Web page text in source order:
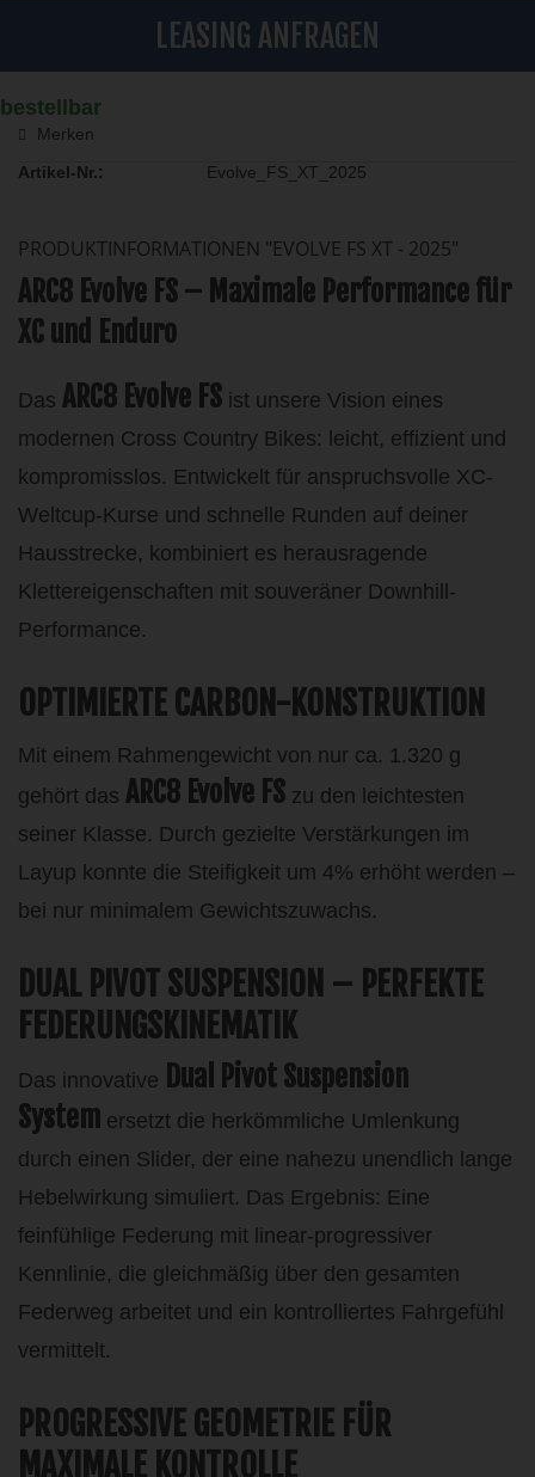
LEASING ANFRAGEN
bestellbar
Merken
Artikel-Nr.:
Evolve_FS_XT_2025
PRODUKTINFORMATIONEN "EVOLVE FS XT - 2025"
ARC8 Evolve FS – Maximale Performance für
XC und Enduro
Das ARC8 Evolve FS ist unsere Vision eines
modernen Cross Country Bikes: leicht, effizient und
kompromisslos. Entwickelt für anspruchsvolle XC-
Weltcup-Kurse und schnelle Runden auf deiner
Hausstrecke, kombiniert es herausragende
Klettereigenschaften mit souveräner Downhill-
Performance.
OPTIMIERTE CARBON-KONSTRUKTION
Mit einem Rahmengewicht von nur ca. 1.320 g
gehört das ARC8 Evolve FS zu den leichtesten
seiner Klasse. Durch gezielte Verstärkungen im
Layup konnte die Steifigkeit um 4% erhöht werden –
bei nur minimalem Gewichtszuwachs.
DUAL PIVOT SUSPENSION – PERFEKTE
FEDERUNGSKINEMATIK
Das innovative Dual Pivot Suspension
System ersetzt die herkömmliche Umlenkung
durch einen Slider, der eine nahezu unendlich lange
Hebelwirkung simuliert. Das Ergebnis: Eine
feinfühlige Federung mit linear-progressiver
Kennlinie, die gleichmäßig über den gesamten
Federweg arbeitet und ein kontrolliertes Fahrgefühl
vermittelt.
PROGRESSIVE GEOMETRIE FÜR
MAXIMALE KONTROLLE